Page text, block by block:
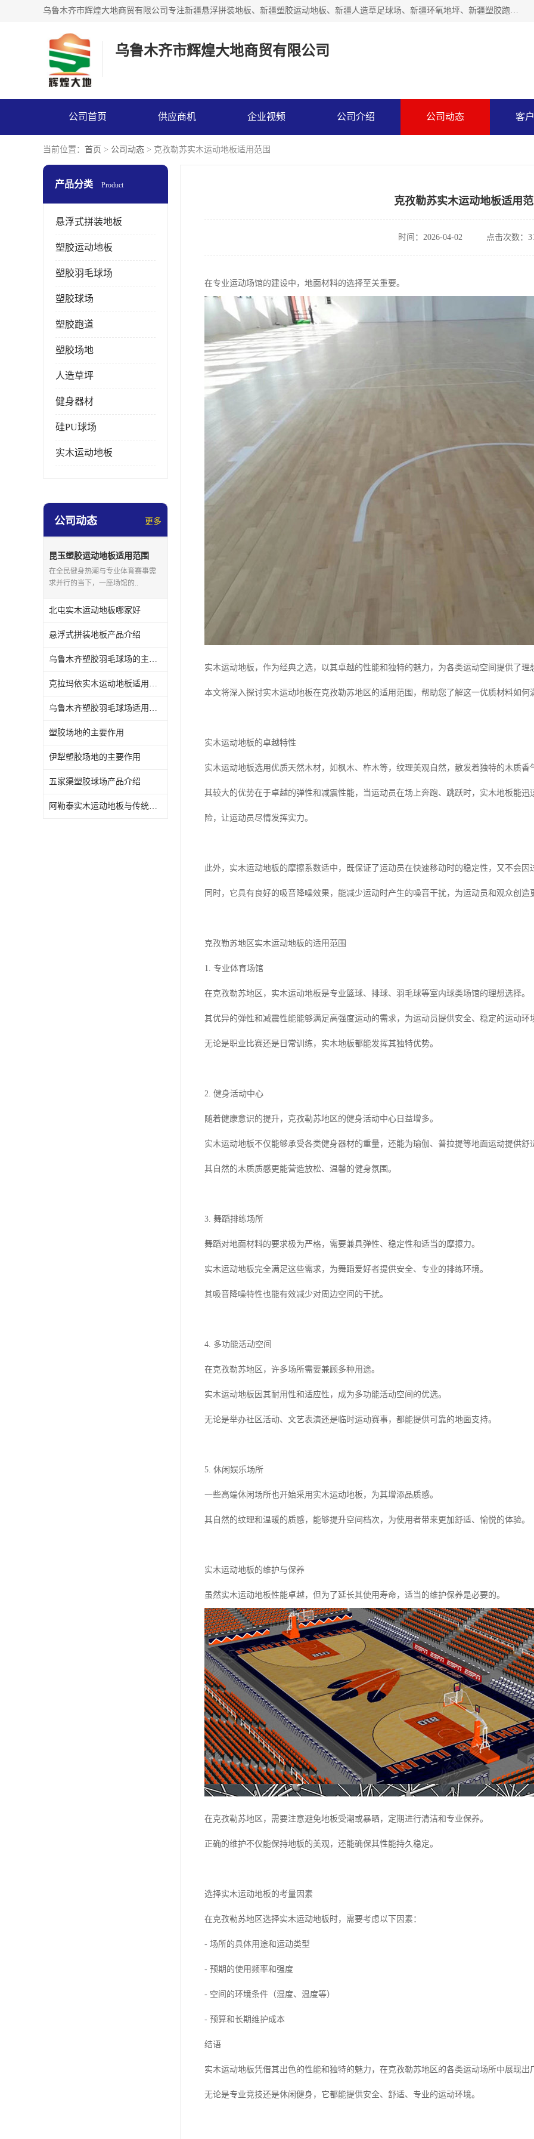
乌鲁木齐市辉煌大地商贸有限公司专注新疆悬浮拼装地板、新疆塑胶运动地板、新疆人造草足球场、新疆环氧地坪、新疆塑胶跑道、新疆舞蹈地板的地面材料供应商。质量优，价格佳，欢迎咨询。
乌鲁木齐市辉煌大地商贸有限公司
公司首页 供应商机 企业视频 公司介绍 公司动态 客
当前位置： 首页 > 公司动态 > 克孜勒苏实木运动地板适用范围
产品分类 Product
悬浮式拼装地板
塑胶运动地板
塑胶羽毛球场
塑胶球场
塑胶跑道
塑胶场地
人造草坪
健身器材
硅PU球场
实木运动地板
公司动态 更多
昆玉塑胶运动地板适用范围
在全民健身热潮与专业体育赛事需
求并行的当下，一座场馆的..
北屯实木运动地板哪家好
悬浮式拼装地板产品介绍
乌鲁木齐塑胶羽毛球场的主要作用
克拉玛依实木运动地板适用范围
乌鲁木齐塑胶羽毛球场适用范围
塑胶场地的主要作用
伊犁塑胶场地的主要作用
五家渠塑胶球场产品介绍
阿勒泰实木运动地板与传统场地的区别
克孜勒苏实木运动地板适用
时间：2026-04-02 点击次数：
在专业运动场馆的建设中，地面材料的选择至关重要。
实木运动地板，作为经典之选，以其卓越的性能和独特的魅力，为各类运动空间提供了理
本文将深入探讨实木运动地板在克孜勒苏地区的适用范围，帮助您了解这一优质材料如何
实木运动地板的卓越特性
实木运动地板选用优质天然木材，如枫木、柞木等，纹理美观自然，散发着独特的木质香
其较大的优势在于卓越的弹性和减震性能，当运动员在场上奔跑、跳跃时，实木地板能
险，让运动员尽情发挥实力。
此外，实木运动地板的摩擦系数适中，既保证了运动员在快速移动时的稳定性，又不会因
同时，它具有良好的吸音降噪效果，能减少运动时产生的噪音干扰，为运动员和观众创造
克孜勒苏地区实木运动地板的适用范围
1. 专业体育场馆
在克孜勒苏地区，实木运动地板是专业篮球、排球、羽毛球等室内球类场馆的理想选择。
其优异的弹性和减震性能能够满足高强度运动的需求，为运动员提供安全、稳定的运动环
无论是职业比赛还是日常训练，实木地板都能发挥其独特优势。
2. 健身活动中心
随着健康意识的提升，克孜勒苏地区的健身活动中心日益增多。
实木运动地板不仅能够承受各类健身器材的重量，还能为瑜伽、普拉提等地面运动提供舒
其自然的木质质感更能营造放松、温馨的健身氛围。
3. 舞蹈排练场所
舞蹈对地面材料的要求极为严格，需要兼具弹性、稳定性和适当的摩擦力。
实木运动地板完全满足这些需求，为舞蹈爱好者提供安全、专业的排练环境。
其吸音降噪特性也能有效减少对周边空间的干扰。
4. 多功能活动空间
在克孜勒苏地区，许多场所需要兼顾多种用途。
实木运动地板因其耐用性和适应性，成为多功能活动空间的优选。
无论是举办社区活动、文艺表演还是临时运动赛事，都能提供可靠的地面支持。
5. 休闲娱乐场所
一些高端休闲场所也开始采用实木运动地板，为其增添品质感。
其自然的纹理和温暖的质感，能够提升空间档次，为使用者带来更加舒适、愉悦的体验。
实木运动地板的维护与保养
虽然实木运动地板性能卓越，但为了延长其使用寿命，适当的维护保养是必要的。
在克孜勒苏地区，需要注意避免地板受潮或暴晒，定期进行清洁和专业保养。
正确的维护不仅能保持地板的美观，还能确保其性能持久稳定。
选择实木运动地板的考量因素
在克孜勒苏地区选择实木运动地板时，需要考虑以下因素：
- 场所的具体用途和运动类型
- 预期的使用频率和强度
- 空间的环境条件（湿度、温度等）
- 预算和长期维护成本
结语
实木运动地板凭借其出色的性能和独特的魅力，在克孜勒苏地区的各类运动场所中展现出
无论是专业竞技还是休闲健身，它都能提供安全、舒适、专业的运动环境。